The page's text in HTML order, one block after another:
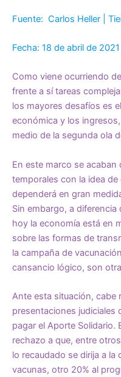
Fuente: Carlos Heller |
Fecha: 18 de abril de 2021
Como viene ocurriendo
frente a sí tareas
los mayores desafíos es
económica y los
medio de la segunda ola
En este marco se
temporales con la idea
dependerá en gran
Sin embargo, a
hoy la economía está en
sobre las formas de
la campaña de
cansancio lógico, son
Ante esta situación, cabe
presentaciones judiciales
pagar el Aporte Solidario.
rechazo a que, entre
lo recaudado se dirija a
vacunas, otro 20% al